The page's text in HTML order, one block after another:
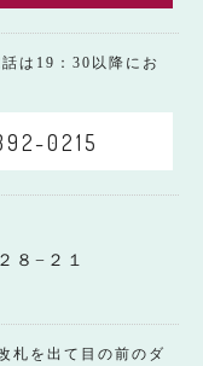
は19：30以降にお
0215
８−２１
札を出て目の前のダ